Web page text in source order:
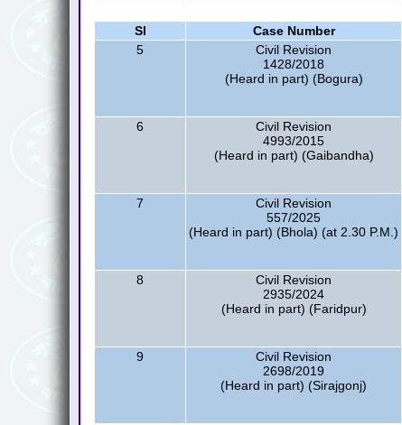
Sl Case Number
5
Civil Revision
1428/2018
(Heard in part) (Bogura)
6
Civil Revision
4993/2015
(Heard in part) (Gaibandha)
7
Civil Revision
557/2025
(Heard in part) (Bhola) (at 2.30 P.M.)
8
Civil Revision
2935/2024
(Heard in part) (Faridpur)
9
Civil Revision
2698/2019
(Heard in part) (Sirajgonj)